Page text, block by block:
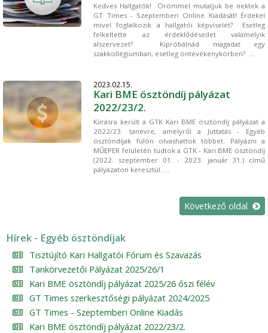
Kedves Hallgatók! Örömmel mutatjuk be nektek a
GT Times - Szeptemberi Online Kiadását! Érdekel
mivel foglalkozik a hallgatói képviselet? Esetleg
felkeltette az érdeklődésedet valamelyik
alszervezet? Kipróbálnád magadat egy
szakkollégiumban, esetleg öntevékenykörben? ...
2023.02.15.
Kari BME ösztöndíj pályázat
2022/23/2.
Kiírásra került a GTK Kari BME ösztöndíj pályázat a
2022/23. tanévre, amelyről a Juttatás - Egyéb
ösztöndíjak fülön olvashattok többet. Pályázni a
MŰEPER felületén tudtok a GTK - Kari BME ösztöndíj
(2022. szeptember 01. - 2023. január 31.) című
pályázaton keresztül. ...
Következő oldal
Hírek - Egyéb ösztöndíjak
Tisztújító Kari Hallgatói Fórum és Szavazás
Tankörvezetői Pályázat 2025/26/1
Kari BME ösztöndíj pályázat 2025/26 őszi félév
GT Times szerkesztőségi pályázat 2024/2025
GT Times - Szeptemberi Online Kiadás
Kari BME ösztöndíj pályázat 2022/23/2.